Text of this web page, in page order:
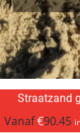
Straatzand
Vanaf€90.45